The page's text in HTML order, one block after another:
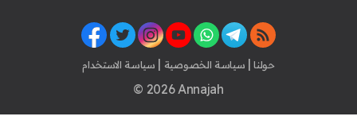
حولنا | سياسة الخصوصية | سياسة الاستخدام
© 2026 Annajah